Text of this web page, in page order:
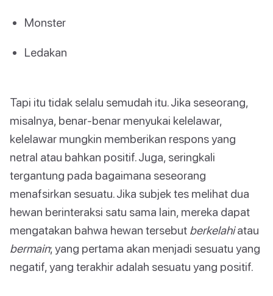
Monster
Ledakan
Tapi itu tidak selalu semudah itu. Jika seseorang,
misalnya, benar-benar menyukai kelelawar,
kelelawar mungkin memberikan respons yang
netral atau bahkan positif. Juga, seringkali
tergantung pada bagaimana seseorang
menafsirkan sesuatu. Jika subjek tes melihat dua
hewan berinteraksi satu sama lain, mereka dapat
mengatakan bahwa hewan tersebut berkelahiatau
bermain; yang pertama akan menjadi sesuatu yang
negatif, yang terakhir adalah sesuatu yang positif.